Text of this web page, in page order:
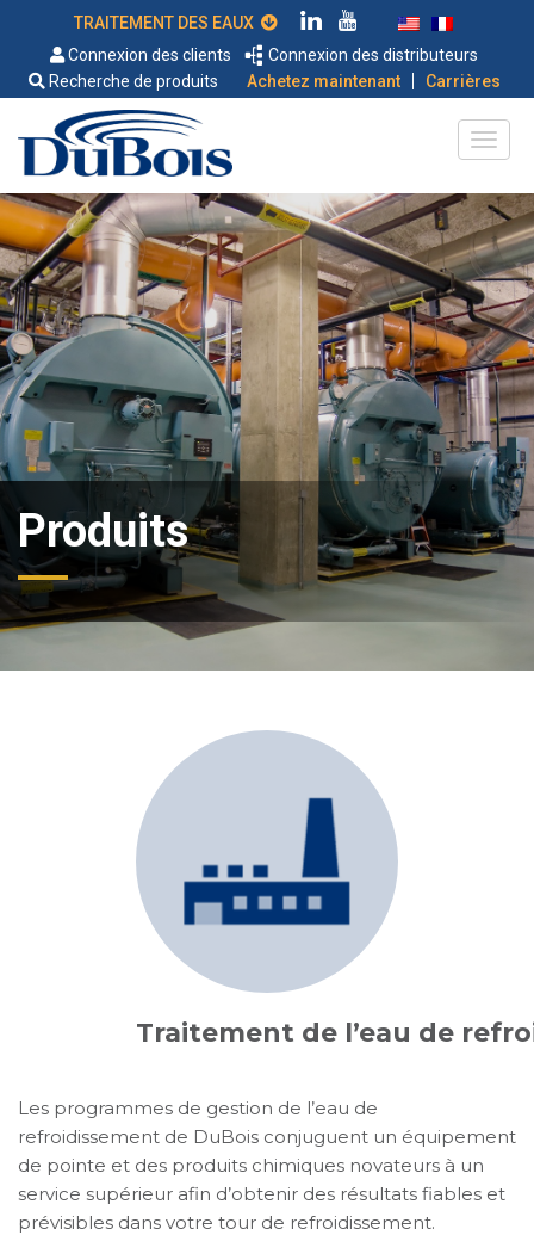
Connexion des clients
Connexion des distributeurs
Recherche de produits
Achetez maintenant | Carrières
Produits
Traitement de l’eau de
Les programmes de gestion de l’eau de
refroidissement de DuBois conjuguent un équipement
de pointe et des produits chimiques novateurs à un
service supérieur afin d’obtenir des résultats fiables et
prévisibles dans votre tour de refroidissement.